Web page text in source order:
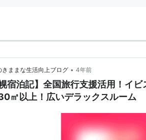
ままな生活向上ブログ • 4年前
幌宿泊記】全国旅行支援活用！イ
㎡以上！広いデラックスルーム